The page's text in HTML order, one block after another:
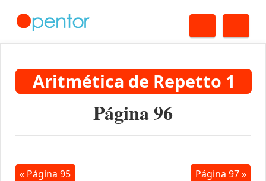
Aritmética de Repetto 1
Página 96
« Página 95 Página 97 »